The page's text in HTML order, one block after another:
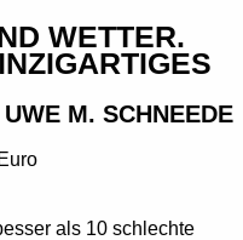
WETTER.
M. SCHNEEDE
als 10 schlechte